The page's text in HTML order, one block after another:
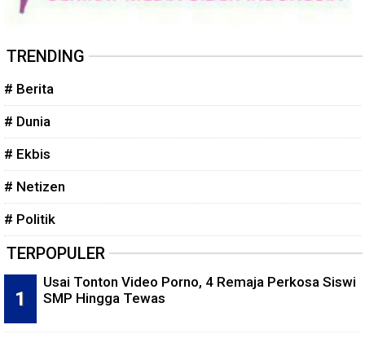
TRENDING
# Berita
# Dunia
# Ekbis
# Netizen
# Politik
TERPOPULER
Usai Tonton Video Porno, 4 Remaja Perkosa Siswi
SMP Hingga Tewas